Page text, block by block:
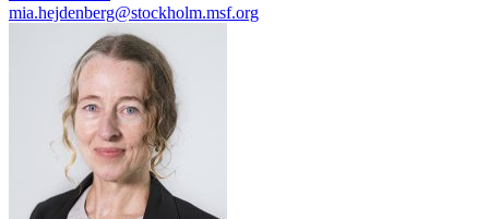
mia.hejdenberg@stockholm.msf.org